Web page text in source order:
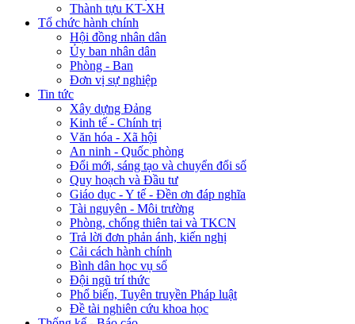
Thành tựu KT-XH
Tổ chức hành chính
Hội đồng nhân dân
Ủy ban nhân dân
Phòng - Ban
Đơn vị sự nghiệp
Tin tức
Xây dựng Đảng
Kinh tế - Chính trị
Văn hóa - Xã hội
An ninh - Quốc phòng
Đổi mới, sáng tạo và chuyển đổi số
Quy hoạch và Đầu tư
Giáo dục - Y tế - Đền ơn đáp nghĩa
Tài nguyên - Môi trường
Phòng, chống thiên tai và TKCN
Trả lời đơn phản ánh, kiến nghị
Cải cách hành chính
Bình dân học vụ số
Đội ngũ trí thức
Phổ biến, Tuyên truyền Pháp luật
Đề tài nghiên cứu khoa học